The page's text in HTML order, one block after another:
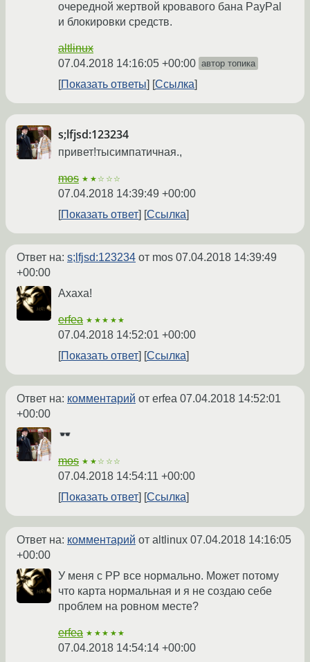
очередной жертвой кровавого бана PayPal
и блокировки средств.
altlinux
07.04.2018 14:16:05 +00:00 автор топика
Показать ответы Ссылка
s;lfjsd:123234
привет!тысимпатичная.,
mos ★★☆☆☆
07.04.2018 14:39:49 +00:00
Показать ответ
Ссылка
Ответ на: s;lfjsd:123234 от mos 07.04.2018 14:39:49
+00:00
Ахаха!
erfea ★★★★★
07.04.2018 14:52:01 +00:00
Показать ответ
Ссылка
Ответ на: комментарий от erfea 07.04.2018 14:52:01
+00:00
mos ★★☆☆☆
07.04.2018 14:54:11 +00:00
Показать ответ
Ссылка
Ответ на: комментарий от altlinux 07.04.2018 14:16:05
+00:00
У меня с PP все нормально. Может потому
что карта нормальная и я не создаю себе
проблем на ровном месте?
erfea ★★★★★
07.04.2018 14:54:14 +00:00